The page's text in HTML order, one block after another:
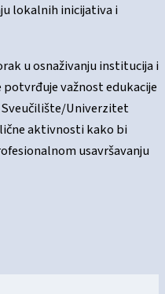
lokalnih inicijativa i
u osnaživanju institucija i
važnost edukacije
Sveučilište/Univerzitet
aktivnosti kako bi
usavršavanju